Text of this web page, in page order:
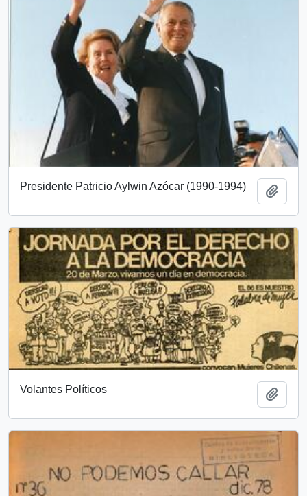
Presidente Patricio Aylwin Azócar (1990-1994)
Volantes Políticos